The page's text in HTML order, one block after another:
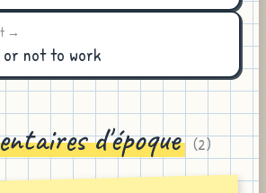
→
not to work
d'époque (2)